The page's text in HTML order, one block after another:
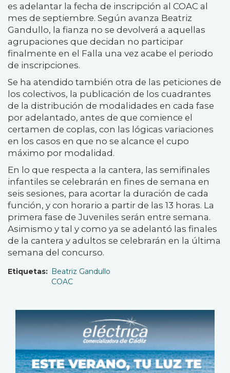
es adelantar la fecha de inscripción al COAC al
mes de septiembre. Según avanza Beatriz
Gandullo, la fianza no se devolverá a aquellas
agrupaciones que decidan no participar
finalmente en el Falla una vez acabe el periodo
de inscripciones.
Se ha atendido también otra de las peticiones de
los colectivos, la publicación de los cuadrantes
de la distribución de modalidades en cada fase
por adelantado, antes de que comience el
certamen de coplas, con las lógicas variaciones
en los casos en que no se alcance el cupo
máximo por modalidad.
En lo que respecta a la cantera, las semifinales
infantiles se celebrarán en fines de semana en
seis sesiones, para acortar la duración de cada
función, y con horario a partir de las 13 horas. La
primera fase de Juveniles serán entre semana.
Asimismo y tal y como ya se adelantó las finales
de la cantera y adultos se celebrarán en la última
semana del concurso.
Etiquetas
Beatriz Gandullo
COAC